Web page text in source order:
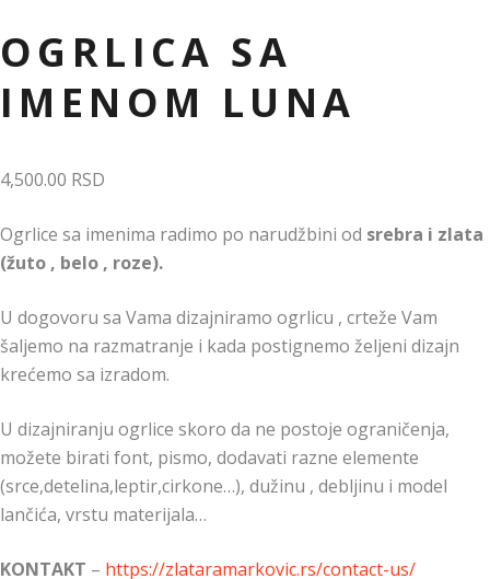
OGRLICA SA
IMENOM LUNA
4,500.00 RSD
Ogrlice sa imenima radimo po narudžbini od srebra i zlata
(žuto , belo , roze).
U dogovoru sa Vama dizajniramo ogrlicu , crteže Vam
šaljemo na razmatranje i kada postignemo željeni dizajn
krećemo sa izradom.
U dizajniranju ogrlice skoro da ne postoje ograničenja,
možete birati font, pismo, dodavati razne elemente
(srce,detelina,leptir,cirkone…), dužinu , debljinu i model
lančića, vrstu materijala…
KONTAKT – https://zlataramarkovic.rs/contact-us/